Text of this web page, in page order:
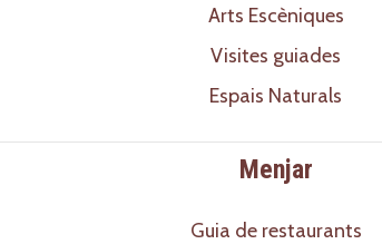
Arts Escèniques
Visites guiades
Espais Naturals
Menjar
Guia de restaurants